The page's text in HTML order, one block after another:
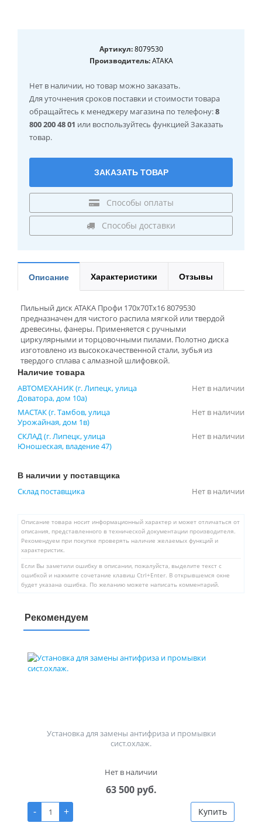
Артикул:8079530
Производитель:АТАКА
Нет в наличии, но товар можно заказать.
Для уточнения сроков поставки и стоимости товара
обращайтесь к менеджеру магазина по телефону:8
800 200 48 01 или воспользуйтесь функцией Заказать
товар.
ЗАКАЗАТЬ ТОВАР
Способы оплаты
Способы доставки
Описание Характеристики Отзывы
Пильный диск АТАКА Профи 170x70Tx16 8079530
предназначен для чистого распила мягкой или твердой
древесины, фанеры. Применяется с ручными
циркулярными и торцовочными пилами. Полотно диска
изготовлено из высококачественной стали, зубья из
твердого сплава с алмазной шлифовкой.
Наличие товара
АВТОМЕХАНИК (г. Липецк, улица
Доватора, дом 10а)
Нет в наличии
МАСТАК (г. Тамбов, улица
Урожайная, дом 1в)
Нет в наличии
СКЛАД (г. Липецк, улица
Юношеская, владение 47)
Нет в наличии
В наличии у поставщика
Склад поставщика Нет в наличии
Описание товара носит информационный характер и может отличаться от
описания, представленного в технической документации производителя.
Рекомендуем при покупке проверять наличие желаемых функций и
характеристик.
Если Вы заметили ошибку в описании, пожалуйста, выделите текст с
ошибкой и нажмите сочетание клавиш Ctrl+Enter. В открывшемся окне
будет указана ошибка. По желанию можете написать комментарий.
Рекомендуем
Установка для замены антифриза и промывки
сист.охлаж.
Нет в наличии
63 500 руб.
-
+ Купить